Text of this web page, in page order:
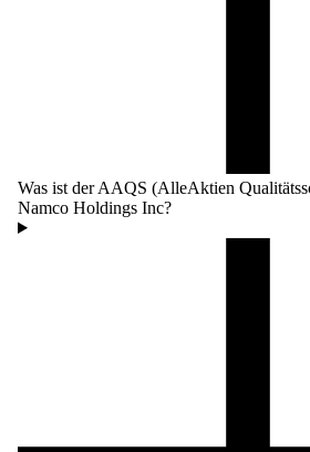
Was ist der AAQS (AlleAktien
Namco Holdings Inc?